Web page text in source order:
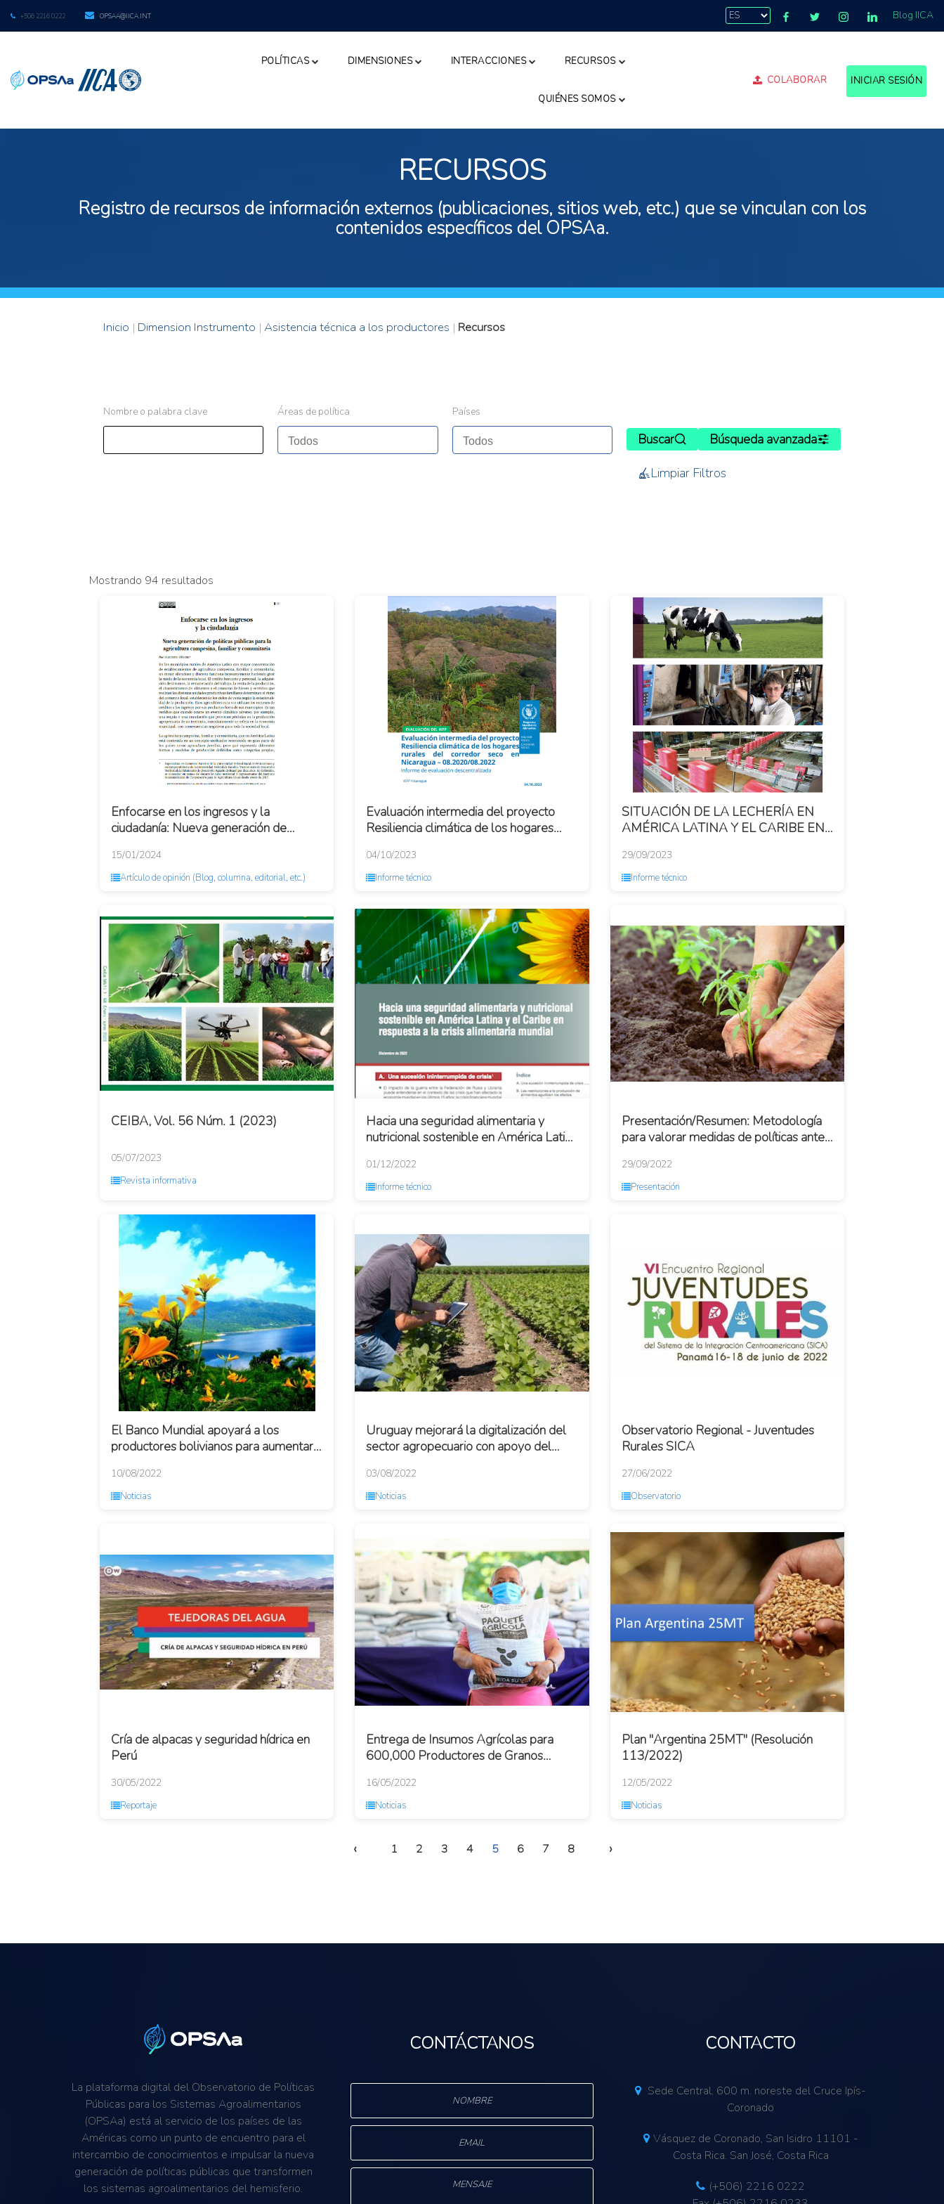
+506 2216 0222 OPSAA@IICA.INT Blog IICA
POLÍTICAS DIMENSIONES INTERACCIONES RECURSOS
QUIÉNES SOMOS
COLABORAR INICIAR SESIÓN
RECURSOS
Registro de recursos de información externos (publicaciones, sitios web, etc.) que se vinculan con los
contenidos específicos del OPSAa.
Inicio | Dimension Instrumento | Asistencia técnica a los productores | Recursos
Nombre o palabra clave Áreas de política Países
Buscar
Búsqueda avanzada
Limpiar Filtros
Mostrando 94 resultados
Enfocarse en los ingresos y la
ciudadanía: Nueva generación de
campesina, fam...
15/01/2024
Artículo de opinión (Blog, columna, editorial, etc.)
Evaluación intermedia del proyecto
Resiliencia climática de los hogares
- 08.20...
04/10/2023
Informe técnico
SITUACIÓN DE LA LECHERÍA EN
AMÉRICA LATINA Y EL CARIBE EN
29/09/2023
Informe técnico
CEIBA, Vol. 56 Núm. 1 (2023)
05/07/2023
Revista informativa
Hacia una seguridad alimentaria y
nutricional sostenible en América Latina
aliment...
01/12/2022
Informe técnico
Presentación/Resumen: Metodología
para valorar medidas de políticas ante
29/09/2022
Presentación
El Banco Mundial apoyará a los
productores bolivianos para aumentar
mercado
10/08/2022
Noticias
Uruguay mejorará la digitalización del
sector agropecuario con apoyo del
(BID)
03/08/2022
Noticias
Observatorio Regional - Juventudes
Rurales SICA
27/06/2022
Observatorio
Cría de alpacas y seguridad hídrica en
Perú
30/05/2022
Reportaje
Entrega de Insumos Agrícolas para
600,000 Productores de Granos
16/05/2022
Noticias
Plan "Argentina 25MT" (Resolución
113/2022)
12/05/2022
Noticias
‹ 1 2 3 4 5 6 7 8 ›
La plataforma digital del Observatorio de Políticas
Públicas para los Sistemas Agroalimentarios
(OPSAa) está al servicio de los países de las
Américas como un punto de encuentro para el
intercambio de conocimientos e impulsar la nueva
generación de políticas públicas que transformen
los sistemas agroalimentarios del hemisferio.
CONTÁCTANOS CONTACTO
Sede Central. 600 m. noreste del Cruce Ipís-
Coronado
Vásquez de Coronado, San Isidro 11101 -
Costa Rica. San José, Costa Rica
(+506) 2216 0222